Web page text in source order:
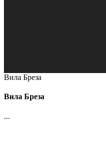
Вила Бреза
Вила Бреза
...